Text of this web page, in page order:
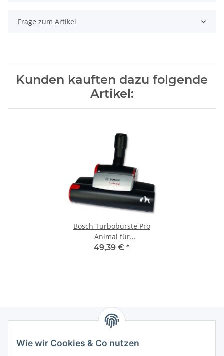
Wie wir Cookies & Co nutzen
Frage zum Artikel
Kunden kauften dazu folgende
Artikel:
Bosch Turbobürste Pro
Animal für
Bodenstaubsauger
49,39 € *
Zahlungsmöglichkeiten